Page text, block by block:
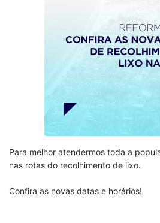
Para melhor atendermos toda a
nas rotas do recolhimento de lixo.
Confira as novas datas e horários!